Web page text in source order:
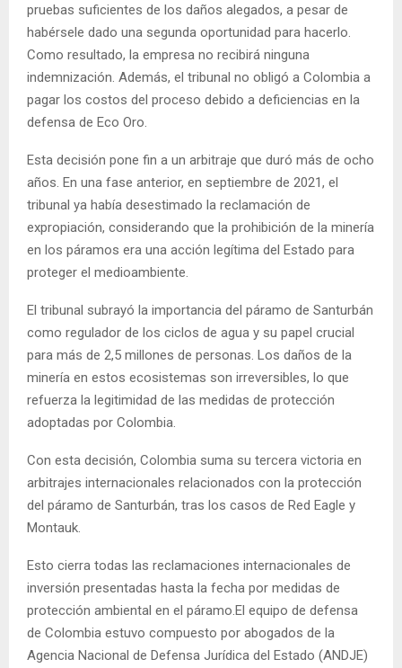
pruebas suficientes de los daños alegados, a pesar de
habérsele dado una segunda oportunidad para hacerlo.
Como resultado, la empresa no recibirá ninguna
indemnización. Además, el tribunal no obligó a Colombia a
pagar los costos del proceso debido a deficiencias en la
defensa de Eco Oro.
Esta decisión pone fin a un arbitraje que duró más de ocho
años. En una fase anterior, en septiembre de 2021, el
tribunal ya había desestimado la reclamación de
expropiación, considerando que la prohibición de la minería
en los páramos era una acción legítima del Estado para
proteger el medioambiente.
El tribunal subrayó la importancia del páramo de Santurbán
como regulador de los ciclos de agua y su papel crucial
para más de 2,5 millones de personas. Los daños de la
minería en estos ecosistemas son irreversibles, lo que
refuerza la legitimidad de las medidas de protección
adoptadas por Colombia.
Con esta decisión, Colombia suma su tercera victoria en
arbitrajes internacionales relacionados con la protección
del páramo de Santurbán, tras los casos de Red Eagle y
Montauk.
Esto cierra todas las reclamaciones internacionales de
inversión presentadas hasta la fecha por medidas de
protección ambiental en el páramo.El equipo de defensa
de Colombia estuvo compuesto por abogados de la
Agencia Nacional de Defensa Jurídica del Estado (ANDJE)